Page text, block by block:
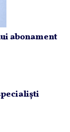
abonament